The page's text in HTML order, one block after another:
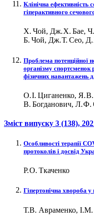
Клінічна ефективність
гіперактивного
Х. Чой, Дж. Х. Бае,
Б. Чой, Дж. Т. Сео,
Проблема потенційної
організму спортсменок
фізичних навантажень
О. І. Циганенко, Я.
В. Богданович, Л. Ф.
Зміст випуску 3 (138),
Особливості терапії
протоколів і досвід
Р. О. Ткаченко
Гіпертонічна хвороба у
Т.В. Авраменко, І.М.